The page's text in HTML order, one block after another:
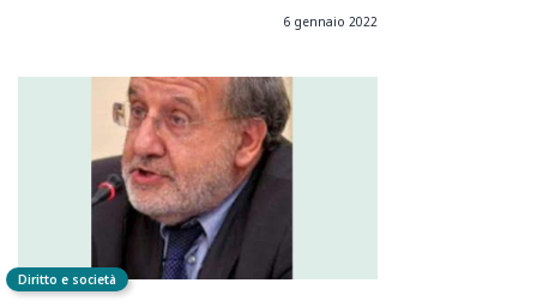
6 gennaio 2022
Diritto e società